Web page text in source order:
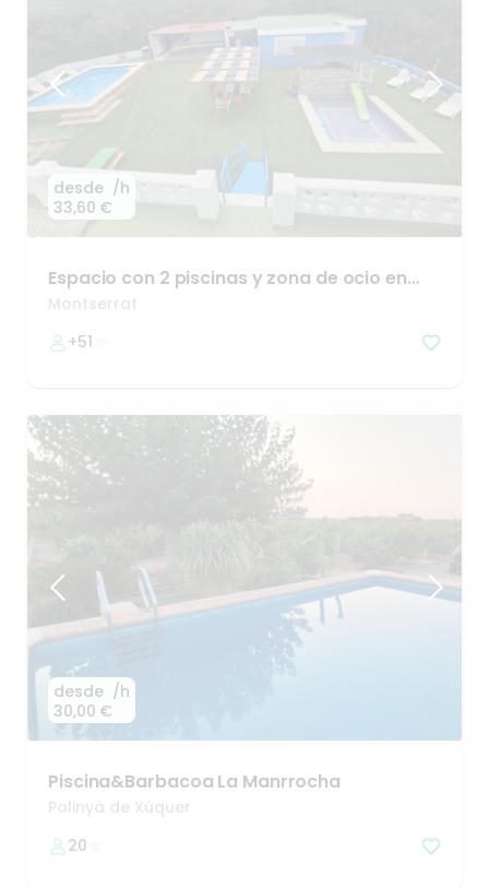
desde
33,60 €
/h
Espacio con 2 piscinas y zona de ocio en
Montserrat
Montserrat
+51
desde
30,00 €
/h
Piscina&Barbacoa La Manrrocha
Polinyà de Xúquer
20